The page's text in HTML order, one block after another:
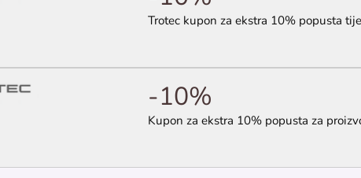
Trotec kupon za ekstra 10% popusta
-10%
Kupon za ekstra 10% popusta za